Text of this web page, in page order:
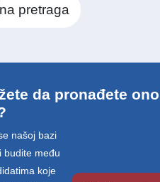
pretraga
da pronađete
našoj bazi
budite među
koje